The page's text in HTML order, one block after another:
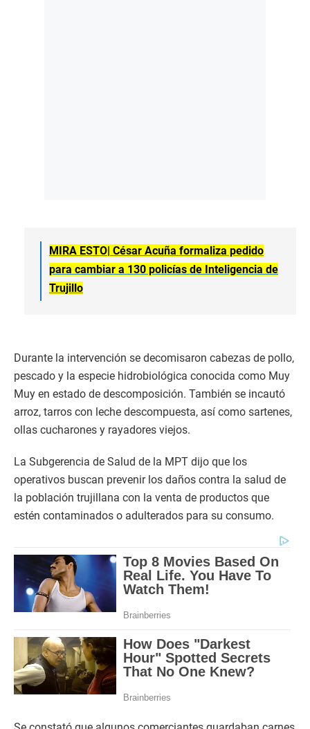
MIRA ESTO| César Acuña formaliza pedido
para cambiar a 130 policías de Inteligencia de
Trujillo
Durante la intervención se decomisaron cabezas de pollo,
pescado y la especie hidrobiológica conocida como Muy
Muy en estado de descomposición. También se incautó
arroz, tarros con leche descompuesta, así como sartenes,
ollas cucharones y rayadores viejos.
La Subgerencia de Salud de la MPT dijo que los
operativos buscan prevenir los daños contra la salud de
la población trujillana con la venta de productos que
estén contaminados o adulterados para su consumo.